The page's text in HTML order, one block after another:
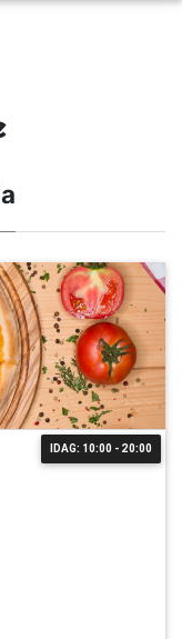
IDAG: 10:00 - 20:00